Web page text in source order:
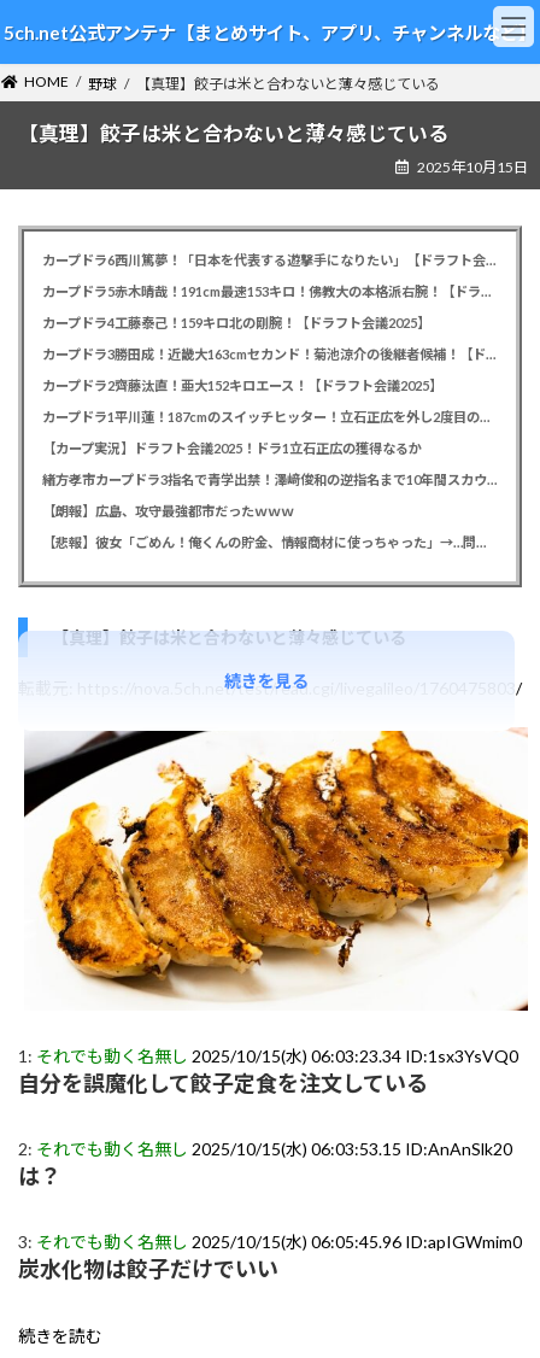
ン
テ
ン
ツ
ビ
ゲ
ー
シ
5ch.net公式アンテナ【まとめサイト、アプリ、チャンネルなど】
HOME 野球 【真理】餃子は米と合わないと薄々感じている
【真理】餃子は米と合わないと薄々感じている
2025年10月15日
カープドラ6西川篤夢！「日本を代表する遊撃手になりたい」【ドラフト会議2025】
カープドラ5赤木晴哉！191cm最速153キロ！佛教大の本格派右腕！【ドラフト会議2025】
カープドラ4工藤泰己！159キロ北の剛腕！【ドラフト会議2025】
カープドラ3勝田成！近畿大163cmセカンド！菊池涼介の後継者候補！【ドラフト会議2025】
カープドラ2齊藤汰直！亜大152キロエース！【ドラフト会議2025】
カープドラ1平川蓮！187cmのスイッチヒッター！立石正広を外し2度目の重複も新井監督がクジを引き当てる！【ドラフト会議2025】
【カープ実況】ドラフト会議2025！ドラ1立石正広の獲得なるか
緒方孝市カープドラ3指名で青学出禁！澤﨑俊和の逆指名まで10年間スカウト出禁
【朗報】広島、攻守最強都市だったｗｗｗ
【悲報】彼女「ごめん！俺くんの貯金、情報商材に使っちゃった」→…問い詰めたらギャン泣きされたんだが俺が悪いのか？
【真理】餃子は米と合わないと薄々感じている
https://nova.5ch.net/test/read.cgi/livegalileo/1760475803/
1: それでも動く名無し 2025/10/15(水) 06:03:23.34 ID:1sx3YsVQ0
自分を誤魔化して餃子定食を注文している
2: それでも動く名無し 2025/10/15(水) 06:03:53.15 ID:AnAnSlk20
は？
3: それでも動く名無し 2025/10/15(水) 06:05:45.96 ID:apIGWmim0
炭水化物は餃子だけでいい
続きを読む
続きを見る